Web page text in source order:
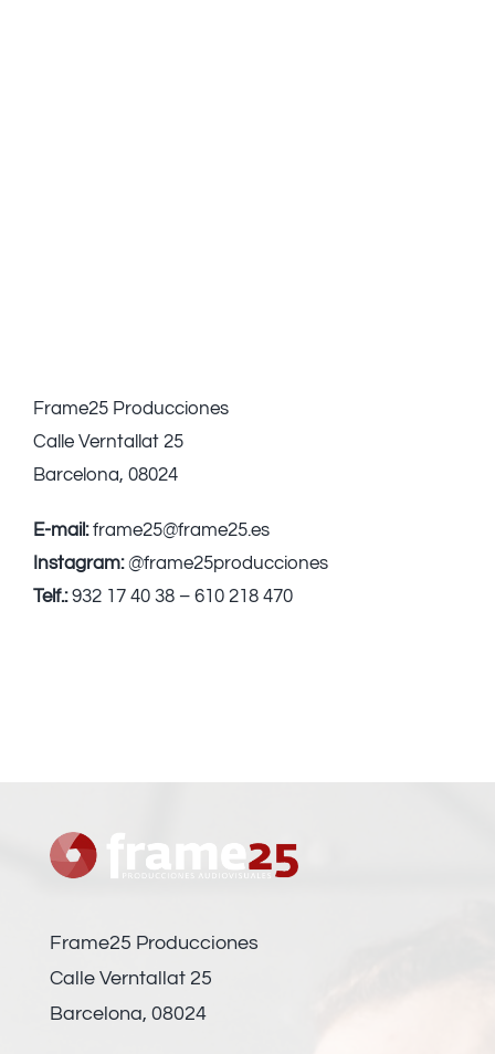
Frame25 Producciones
Calle Verntallat 25
Barcelona, 08024
E-mail:frame25@frame25.es
Instagram:@frame25producciones
Telf.:932 17 40 38 – 610 218 470
Frame25 Producciones
Calle Verntallat 25
Barcelona, 08024